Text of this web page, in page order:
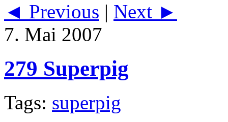
◄ Previous | Next ►
7. Mai 2007
279 Superpig
Tags: superpig